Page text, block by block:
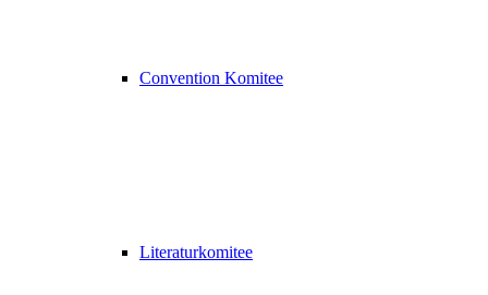
Convention Komitee
Literaturkomitee